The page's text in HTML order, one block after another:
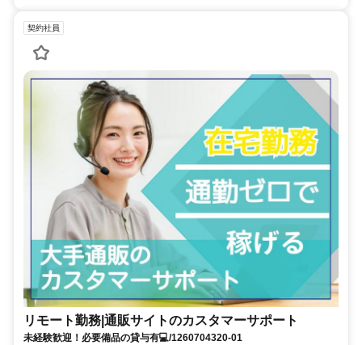
契約社員
リモート勤務|通販サイトのカスタマーサポート
未経験歓迎！必要備品の貸与有💻/1260704320-01